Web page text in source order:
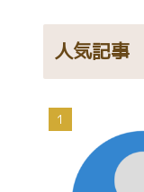
人気記事